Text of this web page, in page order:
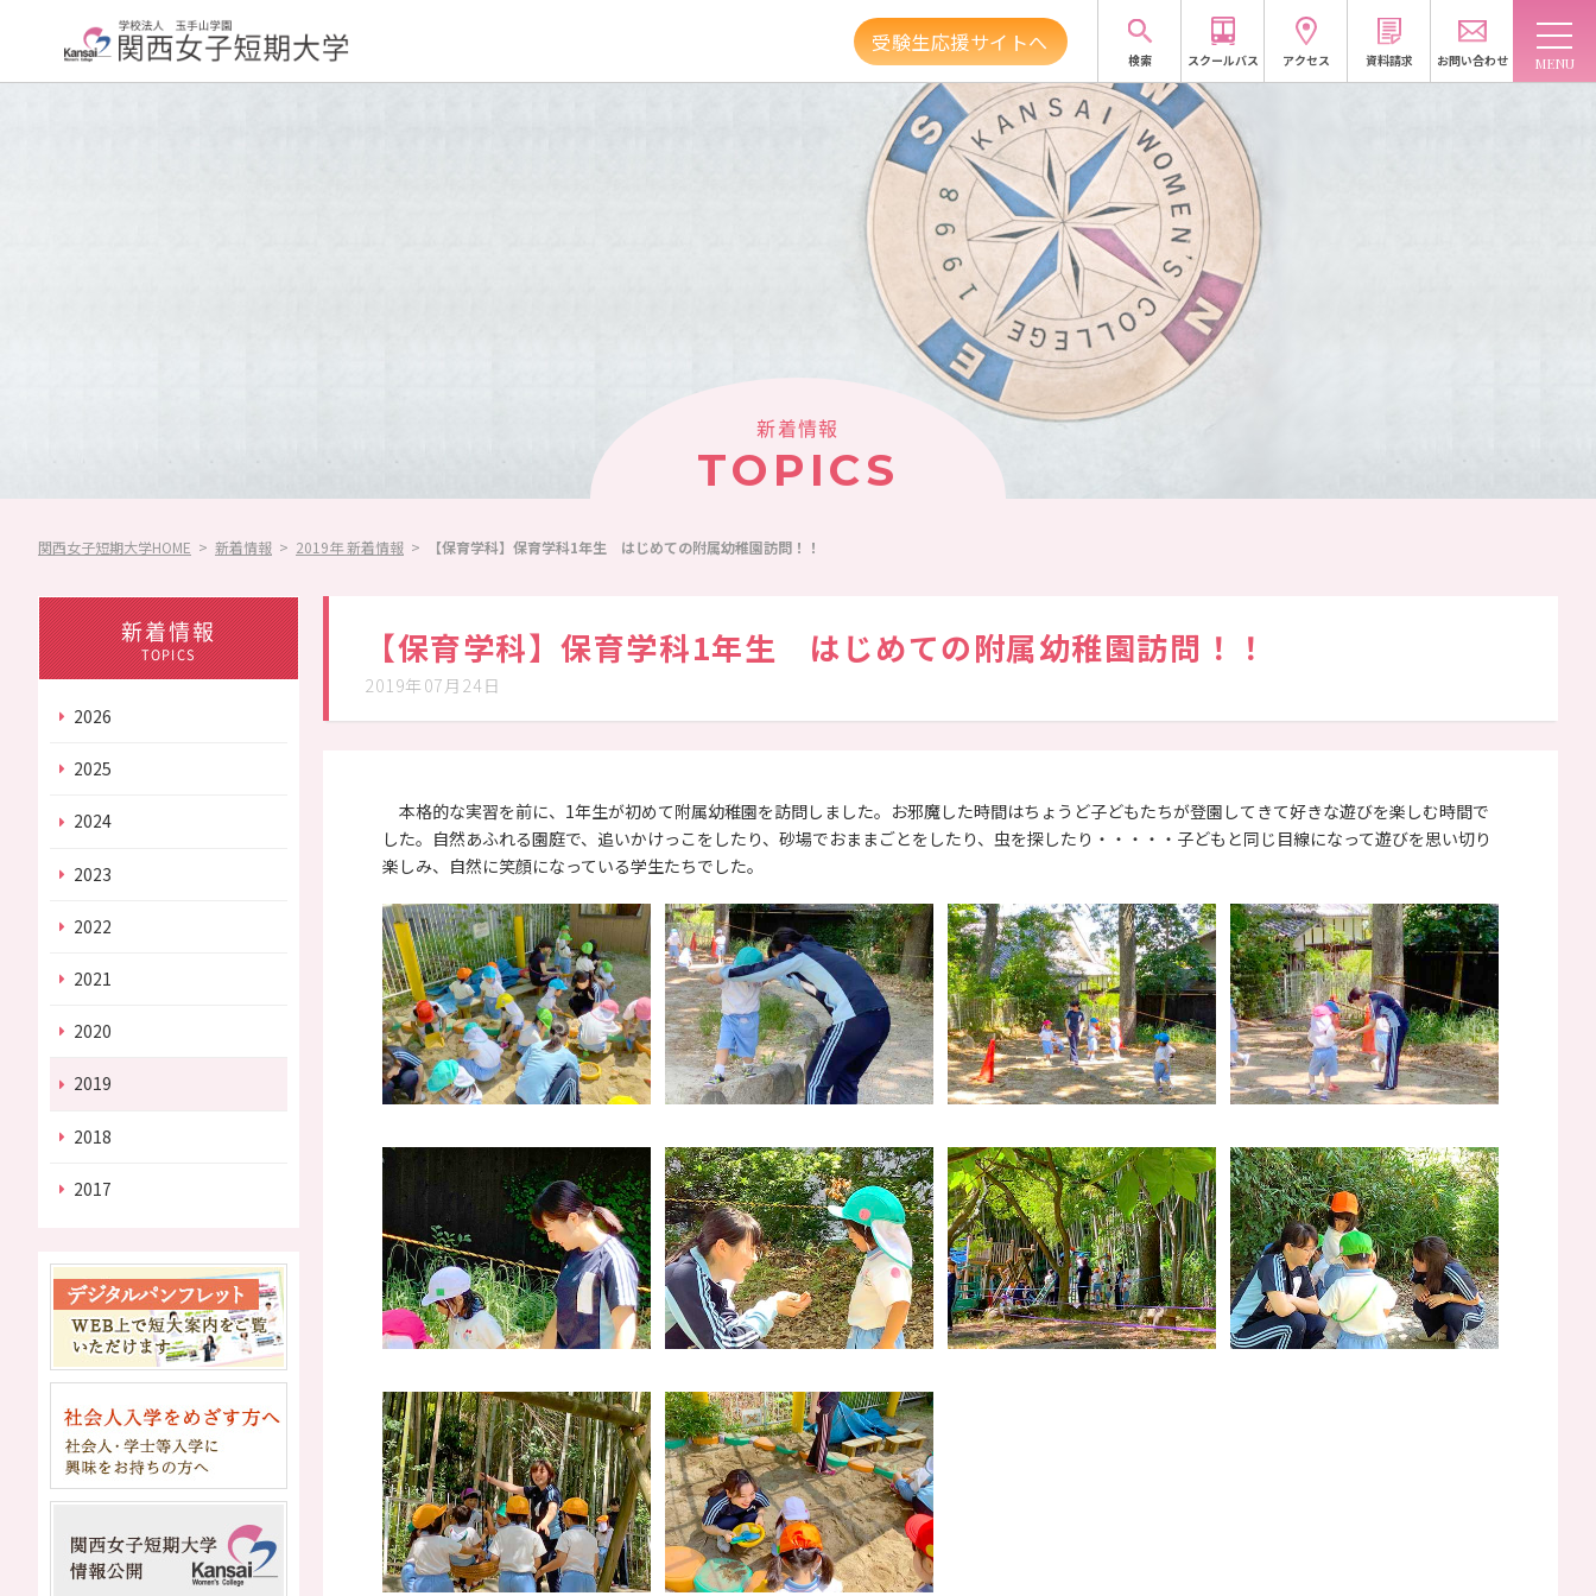
受験生応援サイトへ
検索 スクールバス アクセス 資料請求 お問い合わせ
高大連携・地域連携 入試情報
大学組織・データ
図書館・利用案内
情報公開
Information
その他
Other
新着情報
TOPICS
関西女子短期大学HOME > 新着情報 > 2019年 新着情報 > 【保育学科】保育学科1年生 はじめての附属幼稚園訪問！！
【保育学科】保育学科1年生 はじめての附属幼稚園訪問！！
2019年07月24日
本格的な実習を前に、1年生が初めて附属幼稚園を訪問しました。お邪魔した時間はちょうど子どもたちが登園してきて好きな遊びを楽しむ時間で
した。自然あふれる園庭で、追いかけっこをしたり、砂場でおままごとをしたり、虫を探したり・・・・・子どもと同じ目線になって遊びを思い切り
楽しみ、自然に笑顔になっている学生たちでした。
新着情報
TOPICS
2026
2025
2024
2023
2022
2021
2020
2019
2018
2017